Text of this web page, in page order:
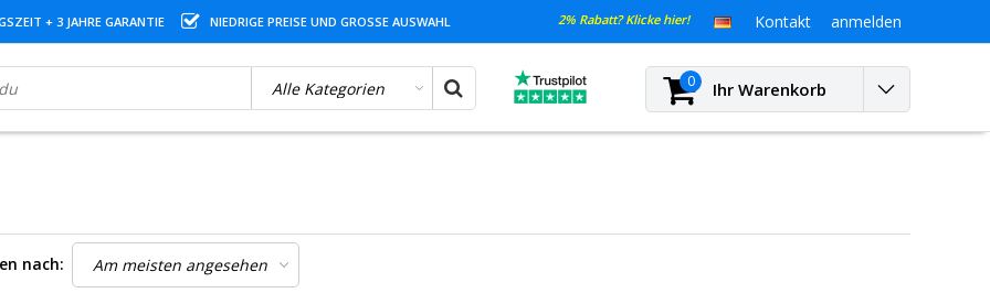
+ 3 JAHRE GARANTIE NIEDRIGE PREISE UND GROSSE AUSWAHL 2% Rabatt? Klicke hier! Kontakt anmelden
0 Ihr Warenkorb
nach: